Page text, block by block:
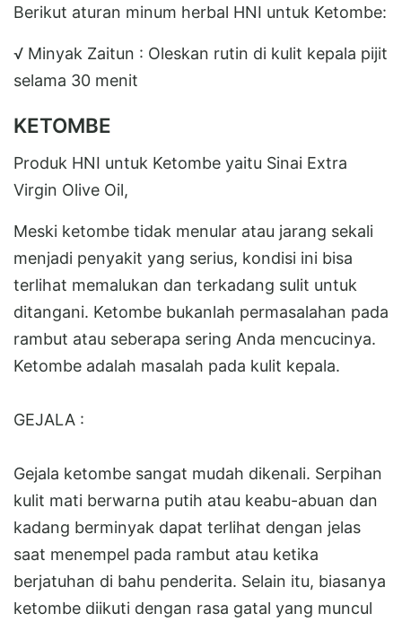
Berikut aturan minum herbal HNI untuk Ketombe:
√ Minyak Zaitun : Oleskan rutin di kulit kepala pijit
selama 30 menit
KETOMBE
Produk HNI untuk Ketombe yaitu Sinai Extra
Virgin Olive Oil,
Meski ketombe tidak menular atau jarang sekali
menjadi penyakit yang serius, kondisi ini bisa
terlihat memalukan dan terkadang sulit untuk
ditangani. Ketombe bukanlah permasalahan pada
rambut atau seberapa sering Anda mencucinya.
Ketombe adalah masalah pada kulit kepala.
GEJALA :
Gejala ketombe sangat mudah dikenali. Serpihan
kulit mati berwarna putih atau keabu-abuan dan
kadang berminyak dapat terlihat dengan jelas
saat menempel pada rambut atau ketika
berjatuhan di bahu penderita. Selain itu, biasanya
ketombe diikuti dengan rasa gatal yang muncul